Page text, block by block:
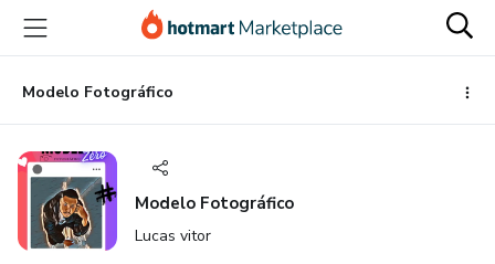
para
conteúdo
principal
para
pagamento
para
rodapé
Modelo Fotográfico
Modelo Fotográfico
Lucas vitor